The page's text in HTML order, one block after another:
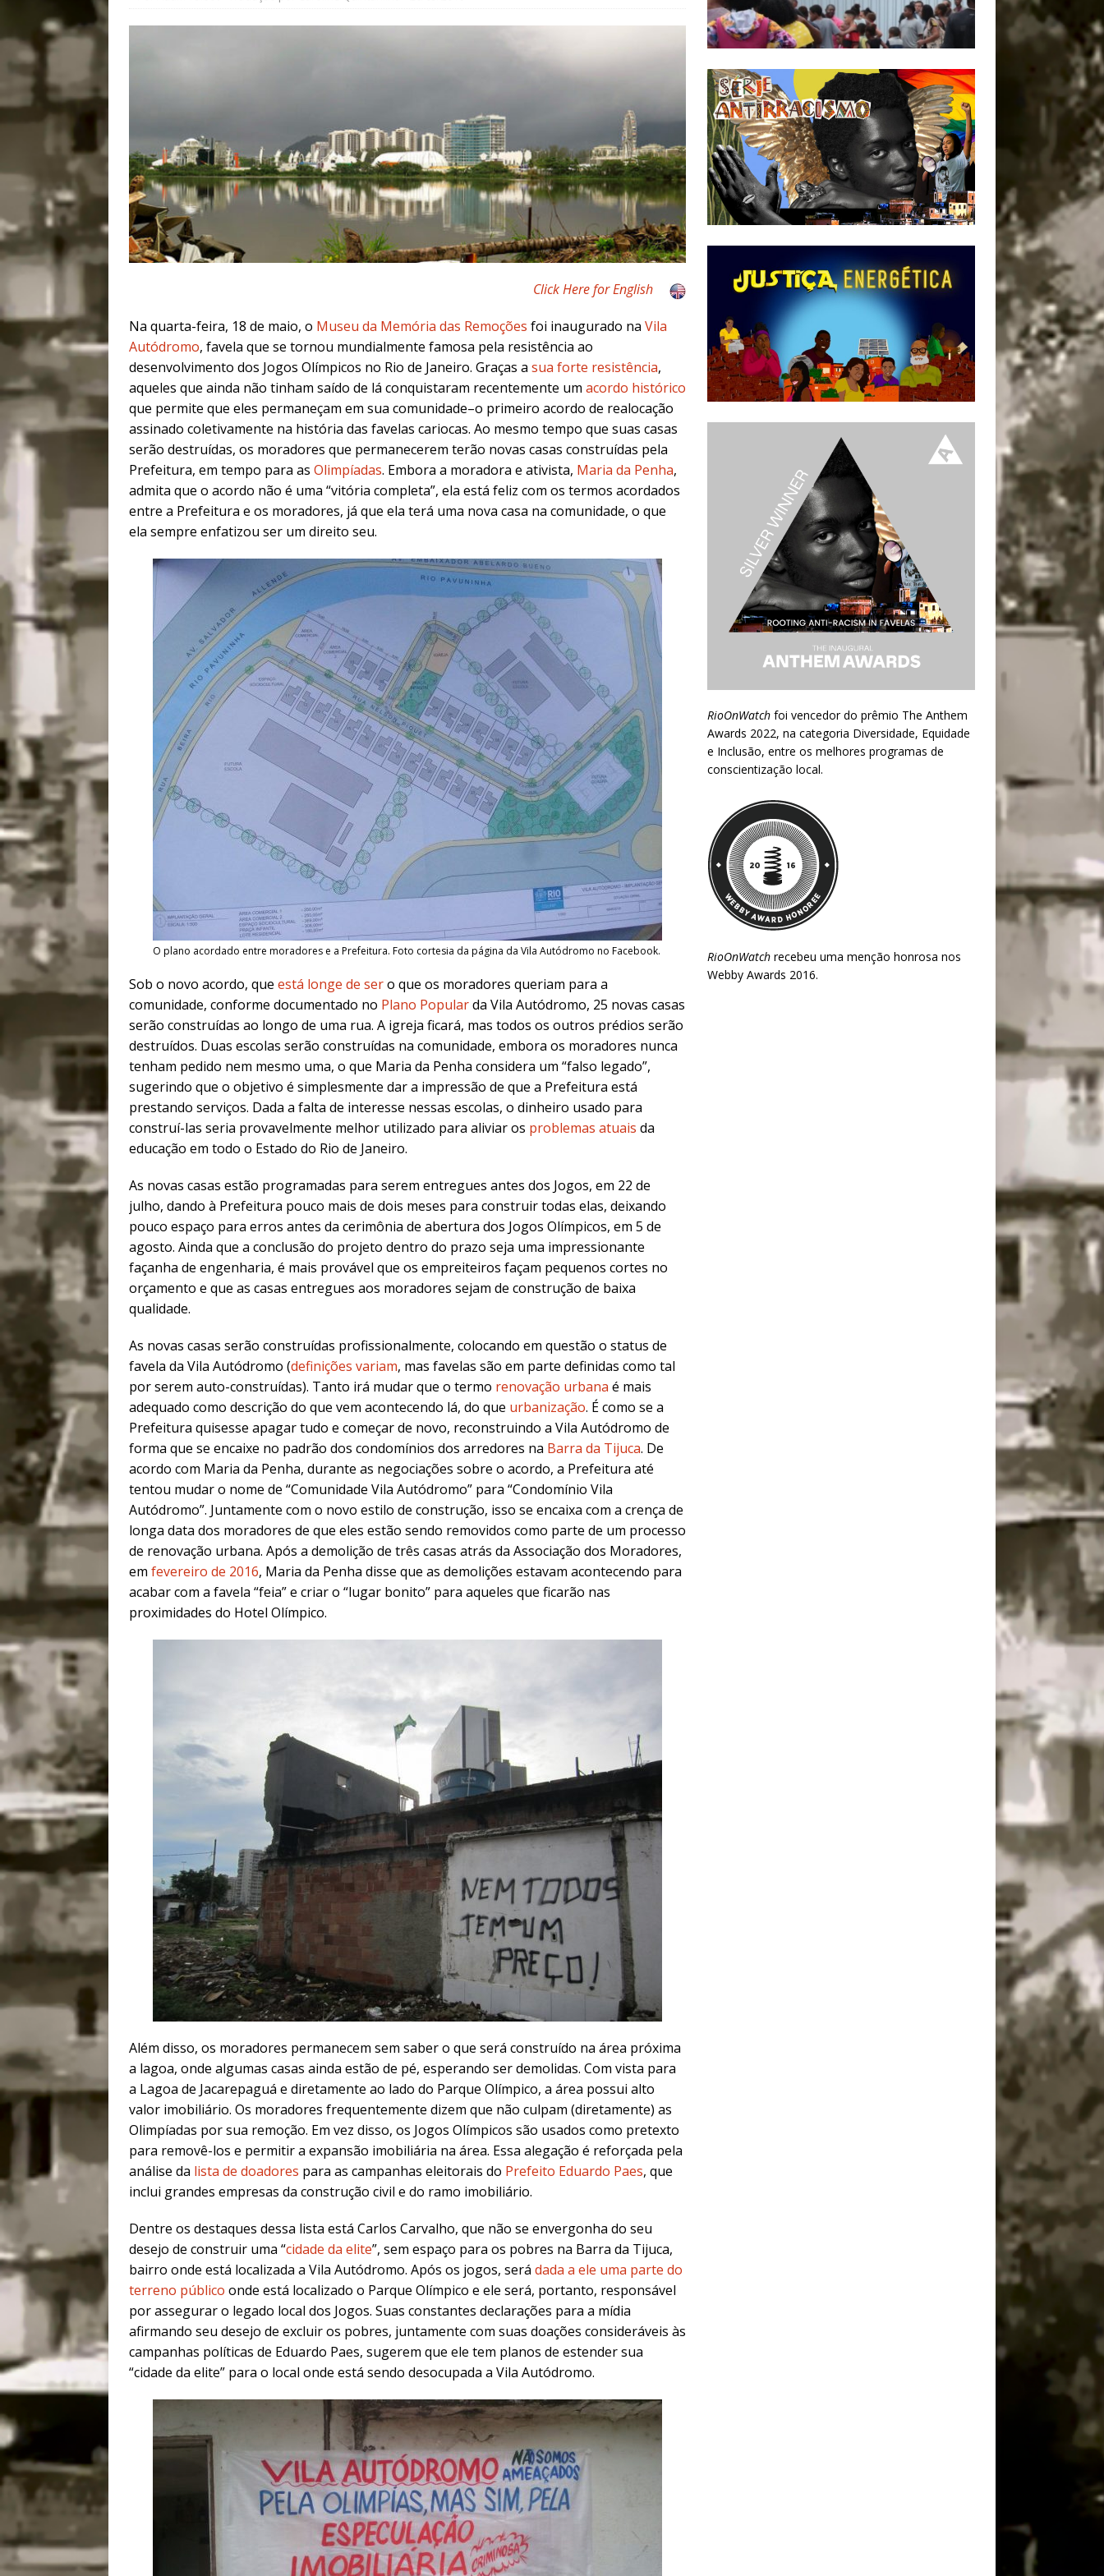
[ 28/07/2026 ] Tudo Começou com uma Praça em Ramos [OPINIÃO]
Coletivos para Plantio e Inauguração da Feira da Praia do Remanso
em Suruí, Magé
COBERTURA DE EVENTOS
[ 04/08/2026 ] Trens Fluminenses, Cronicamente Abandonados,
Passam para Consórcio Nova Via Mobilidade 10 Anos Após Rio2016
#OLHONOLEGADO
Click Here for English
Na quarta-feira, 18 de maio, o Museu da Memória das Remoções foi inaugurado na Vila
Autódromo, favela que se tornou mundialmente famosa pela resistência ao
desenvolvimento dos Jogos Olímpicos no Rio de Janeiro. Graças a sua forte resistência,
aqueles que ainda não tinham saído de lá conquistaram recentemente um acordo histórico
que permite que eles permaneçam em sua comunidade–o primeiro acordo de realocação
assinado coletivamente na história das favelas cariocas. Ao mesmo tempo que suas casas
serão destruídas, os moradores que permanecerem terão novas casas construídas pela
Prefeitura, em tempo para as Olimpíadas. Embora a moradora e ativista, Maria da Penha,
admita que o acordo não é uma “vitória completa”, ela está feliz com os termos acordados
entre a Prefeitura e os moradores, já que ela terá uma nova casa na comunidade, o que
ela sempre enfatizou ser um direito seu.
O plano acordado entre moradores e a Prefeitura. Foto cortesia da página da Vila Autódromo no Facebook.
Sob o novo acordo, que está longe de sero que os moradores queriam para a
comunidade, conforme documentado no Plano Popularda Vila Autódromo, 25 novas casas
serão construídas ao longo de uma rua. A igreja ficará, mas todos os outros prédios serão
destruídos. Duas escolas serão construídas na comunidade, embora os moradores nunca
tenham pedido nem mesmo uma, o que Maria da Penha considera um “falso legado”,
sugerindo que o objetivo é simplesmente dar a impressão de que a Prefeitura está
prestando serviços. Dada a falta de interesse nessas escolas, o dinheiro usado para
construí-las seria provavelmente melhor utilizado para aliviar os problemas atuais da
educação em todo o Estado do Rio de Janeiro.
As novas casas estão programadas para serem entregues antes dos Jogos, em 22 de
julho, dando à Prefeitura pouco mais de dois meses para construir todas elas, deixando
pouco espaço para erros antes da cerimônia de abertura dos Jogos Olímpicos, em 5 de
agosto. Ainda que a conclusão do projeto dentro do prazo seja uma impressionante
façanha de engenharia, é mais provável que os empreiteiros façam pequenos cortes no
orçamento e que as casas entregues aos moradores sejam de construção de baixa
qualidade.
As novas casas serão construídas profissionalmente, colocando em questão o status de
favela da Vila Autódromo (definições variam, mas favelas são em parte definidas como tal
por serem auto-construídas). Tanto irá mudar que o termo renovação urbana é mais
adequado como descrição do que vem acontecendo lá, do que urbanização. É como se a
Prefeitura quisesse apagar tudo e começar de novo, reconstruindo a Vila Autódromo de
forma que se encaixe no padrão dos condomínios dos arredores na Barra da Tijuca. De
acordo com Maria da Penha, durante as negociações sobre o acordo, a Prefeitura até
tentou mudar o nome de “Comunidade Vila Autódromo” para “Condomínio Vila
Autódromo”. Juntamente com o novo estilo de construção, isso se encaixa com a crença de
longa data dos moradores de que eles estão sendo removidos como parte de um processo
de renovação urbana. Após a demolição de três casas atrás da Associação dos Moradores,
em fevereiro de 2016, Maria da Penha disse que as demolições estavam acontecendo para
acabar com a favela “feia” e criar o “lugar bonito” para aqueles que ficarão nas
proximidades do Hotel Olímpico.
Além disso, os moradores permanecem sem saber o que será construído na área próxima
a lagoa, onde algumas casas ainda estão de pé, esperando ser demolidas. Com vista para
a Lagoa de Jacarepaguá e diretamente ao lado do Parque Olímpico, a área possui alto
valor imobiliário. Os moradores frequentemente dizem que não culpam (diretamente) as
Olimpíadas por sua remoção. Em vez disso, os Jogos Olímpicos são usados como pretexto
para removê-los e permitir a expansão imobiliária na área. Essa alegação é reforçada pela
análise da lista de doadores para as campanhas eleitorais do Prefeito Eduardo Paes, que
inclui grandes empresas da construção civil e do ramo imobiliário.
Dentre os destaques dessa lista está Carlos Carvalho, que não se envergonha do seu
desejo de construir uma “cidade da elite”, sem espaço para os pobres na Barra da Tijuca,
bairro onde está localizada a Vila Autódromo. Após os jogos, será dada a ele uma parte do
terreno público onde está localizado o Parque Olímpico e ele será, portanto, responsável
por assegurar o legado local dos Jogos. Suas constantes declarações para a mídia
afirmando seu desejo de excluir os pobres, juntamente com suas doações consideráveis às
campanhas políticas de Eduardo Paes, sugerem que ele tem planos de estender sua
“cidade da elite” para o local onde está sendo desocupada a Vila Autódromo.
RioOnWatchfoi vencedor do prêmio The Anthem
Awards 2022, na categoria Diversidade, Equidade
e Inclusão, entre os melhores programas de
conscientização local.
RioOnWatchrecebeu uma menção honrosa nos
Webby Awards 2016.